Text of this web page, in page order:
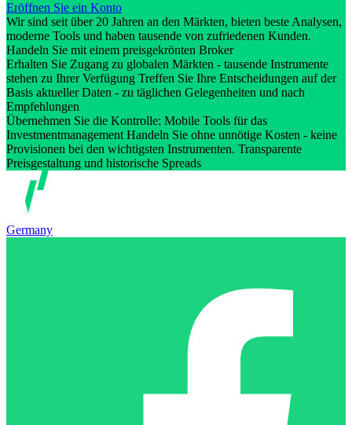
Eröffnen Sie ein Konto
Wir sind seit über 20 Jahren an den Märkten, bieten beste Analysen,
moderne Tools und haben tausende von zufriedenen Kunden.
Handeln Sie mit einem preisgekrönten Broker
Erhalten Sie Zugang zu globalen Märkten - tausende Instrumente
stehen zu Ihrer Verfügung Treffen Sie Ihre Entscheidungen auf der
Basis aktueller Daten - zu täglichen Gelegenheiten und nach
Empfehlungen
Übernehmen Sie die Kontrolle: Mobile Tools für das
Investmentmanagement Handeln Sie ohne unnötige Kosten - keine
Provisionen bei den wichtigsten Instrumenten. Transparente
Preisgestaltung und historische Spreads
Germany